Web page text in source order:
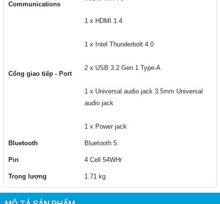
Communications
Cổng giao tiếp - Port
1 x HDMI 1.4
1 x Intel Thunderbolt 4.0
2 x USB 3.2 Gen 1 Type-A
1 x Universal audio jack 3.5mm Universal
audio jack
1 x Power jack
Bluetooth Bluetooth 5.
Pin 4 Cell 54WHr
Trọng lượng 1.71 kg